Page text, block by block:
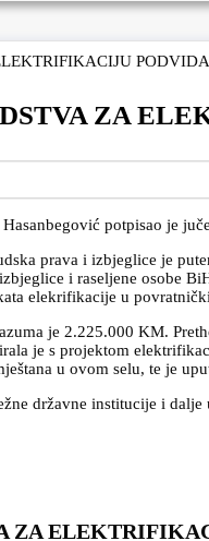
ZA
potpisao je
prava i izbjeglice je
i raseljene osobe
elekrifikacije u
je 2.225.000 KM.
je s projektom
u ovom selu, te je
državne institucije i
ZA